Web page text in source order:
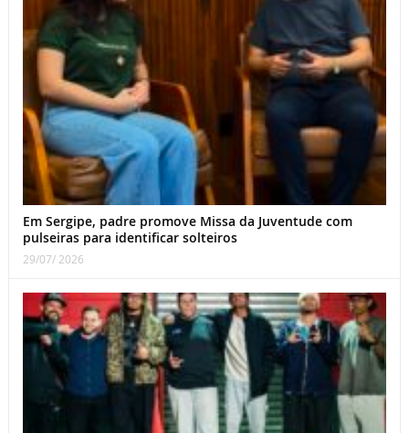
Em Sergipe, padre promove Missa da Juventude com
pulseiras para identificar solteiros
29/07/ 2026